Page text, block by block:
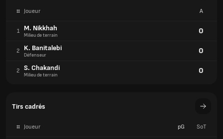
# Joueur A
1 M. Nikkhah
Milieu de terrain 0
2 K. Banitalebi
Défenseur 0
2 S. Chakandi
Milieu de terrain 0
Tirs cadrés
# Joueur pG SoT